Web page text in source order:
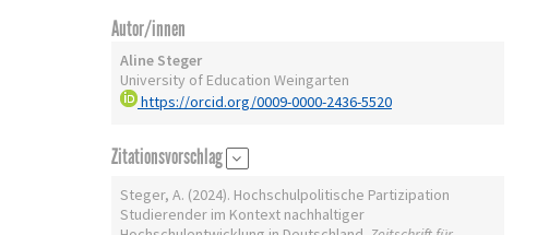
Autor/innen
Aline Steger
University of Education Weingarten
https://orcid.org/0009-0000-2436-5520
Zitationsvorschlag
Steger, A. (2024). Hochschulpolitische Partizipation
Studierender im Kontext nachhaltiger